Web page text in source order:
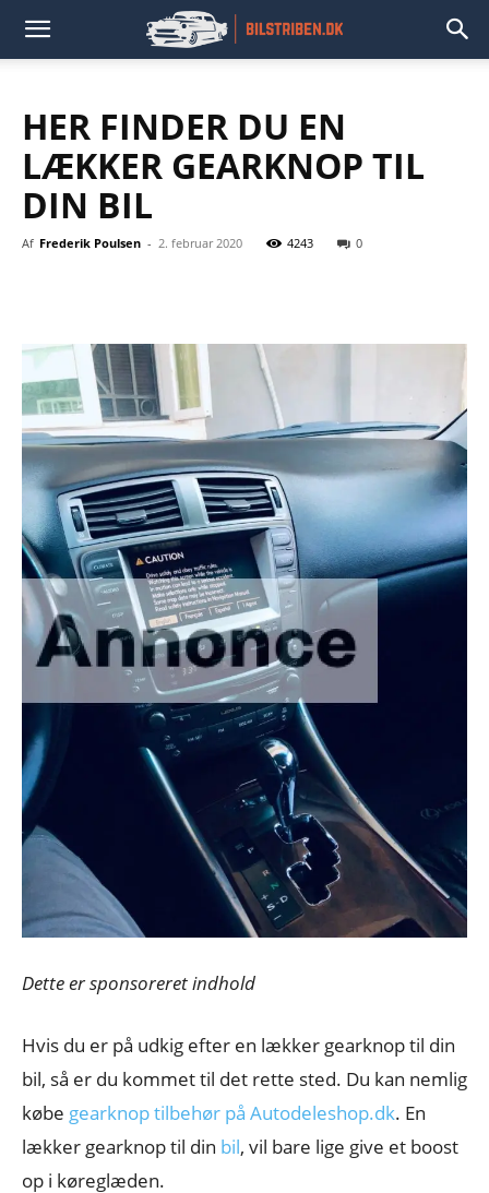
HER FINDER DU EN
LÆKKER GEARKNOP TIL
DIN BIL
Af Frederik Poulsen - 2. februar 2020 4243 0
Dette er sponsoreret indhold
Hvis du er på udkig efter en lækker gearknop til din
bil, så er du kommet til det rette sted. Du kan nemlig
købe gearknop tilbehør på Autodeleshop.dk. En
lækker gearknop til din bil, vil bare lige give et boost
op i køreglæden.